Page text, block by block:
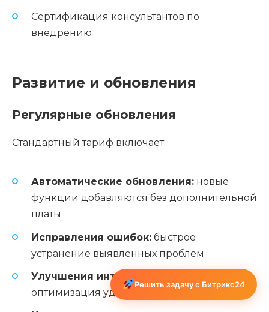
Сертификация консультантов по
внедрению
Развитие и обновления
Регулярные обновления
Стандартный тариф включает:
Автоматические обновления: новые
функции добавляются без дополнительной
платы
Исправления ошибок: быстрое
устранение выявленных проблем
Улучшения интерфейса:
оптимизация удобства использования
Решить задачу с Битрикс24